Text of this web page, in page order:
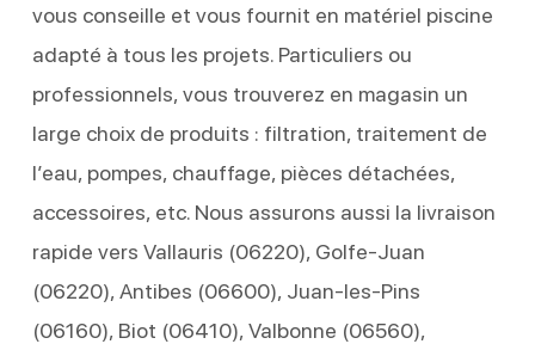
vous conseille et vous fournit en matériel piscine
adapté à tous les projets. Particuliers ou
professionnels, vous trouverez en magasin un
large choix de produits : filtration, traitement de
l’eau, pompes, chauffage, pièces détachées,
accessoires, etc. Nous assurons aussi la livraison
rapide vers Vallauris (06220), Golfe-Juan
(06220), Antibes (06600), Juan-les-Pins
(06160), Biot (06410), Valbonne (06560),